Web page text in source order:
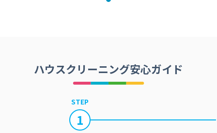
ハウスクリーニング安心ガイド
STEP
1